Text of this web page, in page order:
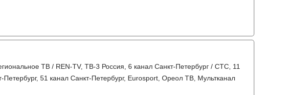
ТВ / REN-TV, ТВ-3 Россия, 6 канал Санкт-Петербург / СТС, 11
51 канал Санкт-Петербург, Eurosport, Ореол ТВ, Мультканал